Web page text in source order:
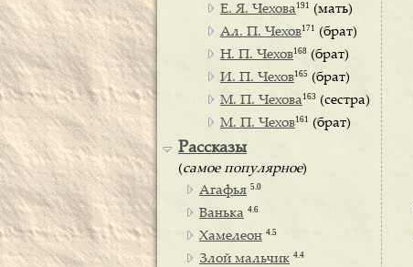
Е. Я. Чехова 191 (мать)
Ал. П. Чехов171 (брат)
Н. П. Чехов168 (брат)
И. П. Чехов165 (брат)
М. П. Чехова 163 (сестра)
М. П. Чехов161 (брат)
Рассказы
(самое популярное)
Агафья 5.0
Ванька 4.6
Хамелеон 4.5
Злой мальчик 4.4